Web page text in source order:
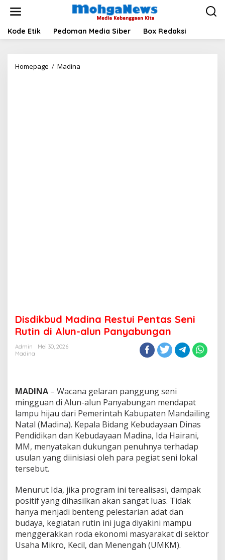
Kode Etik Pedoman Media Siber Box Redaksi
Homepage / Madina
Disdikbud Madina Restui Pentas Seni
Rutin di Alun-alun Panyabungan
Admin
Mei 30, 2026
Madina
MADINA – Wacana gelaran panggung seni
mingguan di Alun-alun Panyabungan mendapat
lampu hijau dari Pemerintah Kabupaten Mandailing
Natal (Madina). Kepala Bidang Kebudayaan Dinas
Pendidikan dan Kebudayaan Madina, Ida Hairani,
MM, menyatakan dukungan penuhnya terhadap
usulan yang diinisiasi oleh para pegiat seni lokal
tersebut.
Menurut Ida, jika program ini terealisasi, dampak
positif yang dihasilkan akan sangat luas. Tidak
hanya menjadi benteng pelestarian adat dan
budaya, kegiatan rutin ini juga diyakini mampu
menggerakkan roda ekonomi masyarakat di sektor
Usaha Mikro, Kecil, dan Menengah (UMKM).